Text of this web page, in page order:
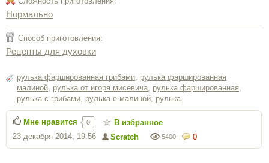
Нормально
Способ приготовления:
Рецепты для духовки
рулька фаршированная грибами, рулька фаршированная
малиной, рулька от игоря мисевича, рулька фаршированная,
рулька с грибами, рулька с малиной, рулька
0
5400
Scratch
23 декабря 2014, 19:56
Мне нравится 0 В избранное